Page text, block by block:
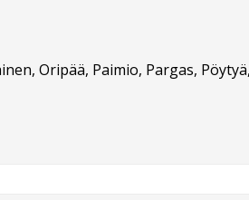
Oripää, Paimio, Pargas,